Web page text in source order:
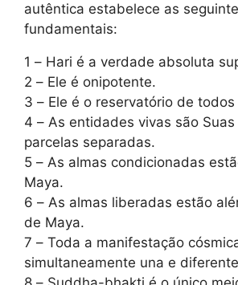
autêntica estabelece as
fundamentais:
1 – Hari é a verdade absoluta
2 – Ele é onipotente.
3 – Ele é o reservatório de todos
4 – As entidades vivas são
parcelas separadas.
5 – As almas condicionadas
Maya.
6 – As almas liberadas estão
de Maya.
7 – Toda a manifestação
simultaneamente una e